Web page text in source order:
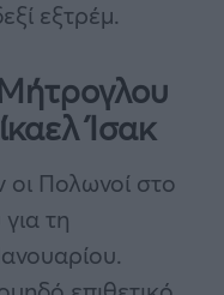
εξτρέμ.
Ίσακ
οι Πολωνοί στο
τη